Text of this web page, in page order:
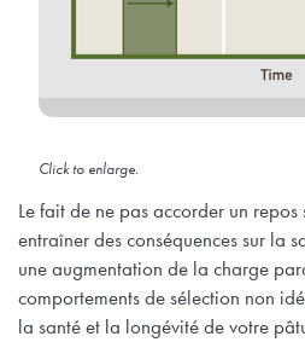
Click to enlarge.
Le fait de ne pas accorder un
entraîner des conséquences sur la
une augmentation de la charge
comportements de sélection non
la santé et la longévité de votre